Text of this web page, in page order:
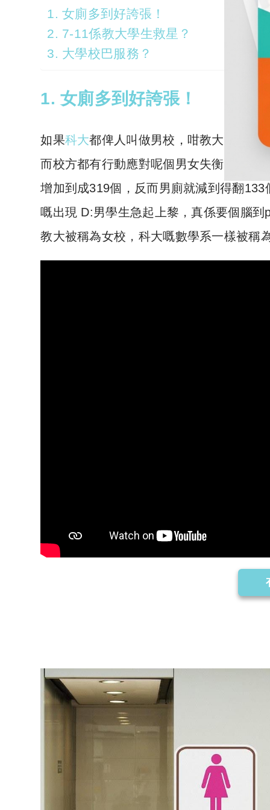
1. 女廁多到好誇張！
2. 7-11係教大學生救星？
3. 大學校巴服務？
1. 女廁多到好誇張！
如果科大都俾人叫做男校，咁教大就係名
而校方都有行動應對呢個男女失衡嘅情況
增加到成319個，反而男廁就減到得翻
嘅出現 D:男學生急起上黎，真係要個腦
教大被稱為女校，科大嘅數學系一樣被稱